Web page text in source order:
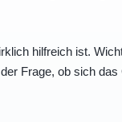
hilfreich ist.
Frage, ob sich